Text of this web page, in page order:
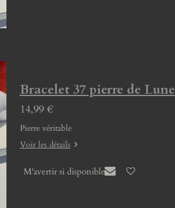
Bracelet 37 pierre de Lune
14,99 €
Pierre véritable
Voir les détails
M'avertir si disponible